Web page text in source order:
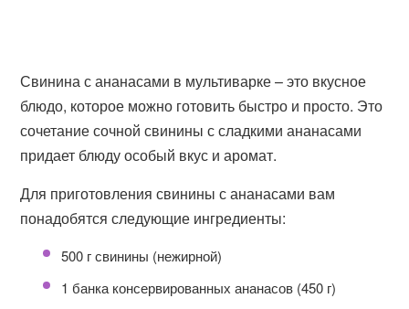
Свинина с ананасами в мультиварке – это вкусное
блюдо, которое можно готовить быстро и просто. Это
сочетание сочной свинины с сладкими ананасами
придает блюду особый вкус и аромат.
Для приготовления свинины с ананасами вам
понадобятся следующие ингредиенты:
500 г свинины (нежирной)
1 банка консервированных ананасов (450 г)